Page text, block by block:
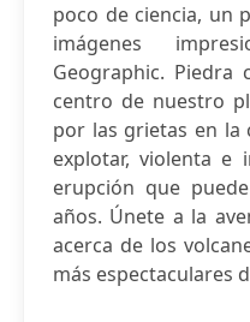
poco de ciencia, un
imágenes
Geographic. Piedra
centro de nuestro
por las grietas en la
explotar, violenta e
erupción que
años. Únete a la
acerca de los
más espectaculares